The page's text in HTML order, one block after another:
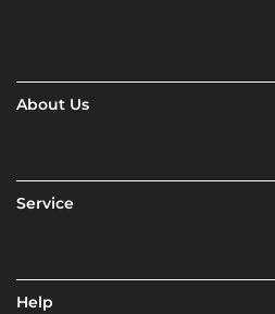
About Us
Service
Help